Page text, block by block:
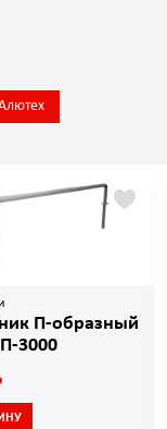
П-образный
3000